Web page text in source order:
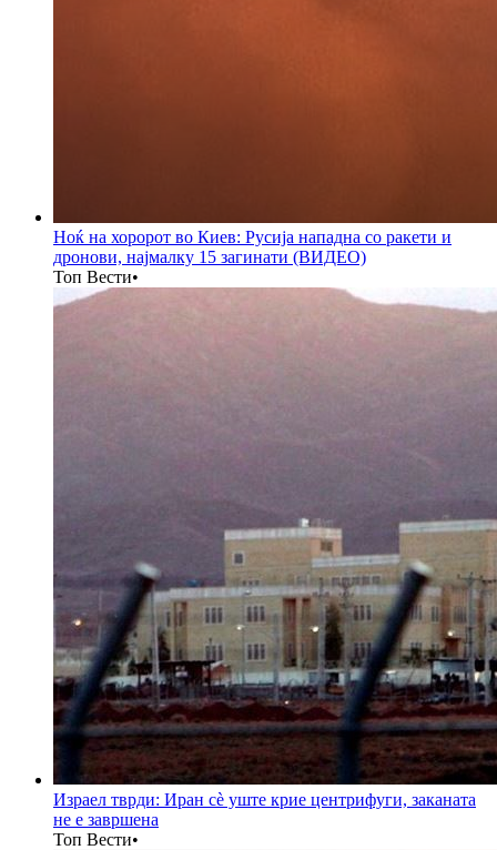
Ноќ на хоророт во Киев: Русија нападна со ракети и
дронови, најмалку 15 загинати (ВИДЕО)
Топ Вести•
Израел тврди: Иран сè уште крие центрифуги, заканата
не е завршена
Топ Вести•